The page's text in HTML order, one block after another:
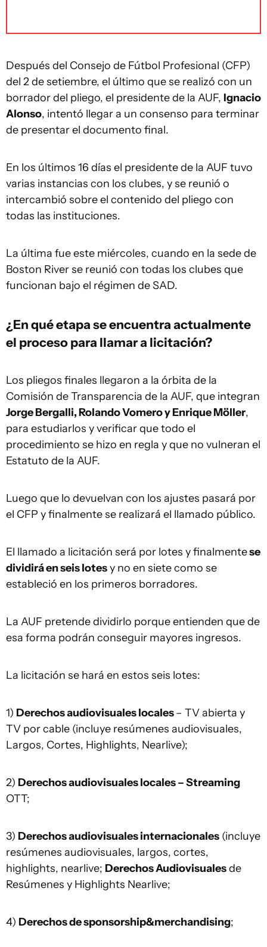
Después del Consejo de Fútbol Profesional (CFP)
del 2 de setiembre, el último que se realizó con un
borrador del pliego, el presidente de la AUF, Ignacio
Alonso, intentó llegar a un consenso para terminar
de presentar el documento final.
En los últimos 16 días el presidente de la AUF tuvo
varias instancias con los clubes, y se reunió o
intercambió sobre el contenido del pliego con
todas las instituciones.
La última fue este miércoles, cuando en la sede de
Boston River se reunió con todas los clubes que
funcionan bajo el régimen de SAD.
¿En qué etapa se encuentra actualmente
el proceso para llamar a licitación?
Los pliegos finales llegaron a la órbita de la
Comisión de Transparencia de la AUF, que integran
Jorge Bergalli, Rolando Vomero y Enrique Möller,
para estudiarlos y verificar que todo el
procedimiento se hizo en regla y que no vulneran el
Estatuto de la AUF.
Luego que lo devuelvan con los ajustes pasará por
el CFP y finalmente se realizará el llamado público.
El llamado a licitación será por lotes y finalmentese
dividirá en seis lotesy no en siete como se
estableció en los primeros borradores.
La AUF pretende dividirlo porque entienden que de
esa forma podrán conseguir mayores ingresos.
La licitación se hará en estos seis lotes:
1) Derechos audiovisuales locales– TV abierta y
TV por cable (incluye resúmenes audiovisuales,
Largos, Cortes, Highlights, Nearlive);
2) Derechos audiovisuales locales – Streaming
OTT;
3) Derechos audiovisuales internacionales (incluye
resúmenes audiovisuales, largos, cortes,
highlights, nearlive; Derechos Audiovisualesde
Resúmenes y Highlights Nearlive;
4) Derechos de sponsorship&merchandising;